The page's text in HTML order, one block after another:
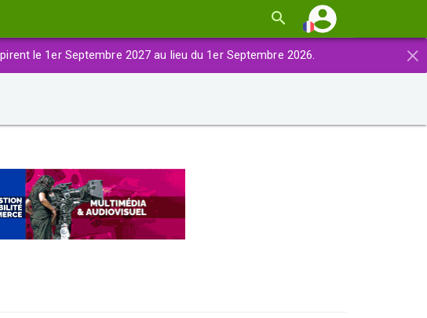
×
le 1er Septembre 2027 au lieu du 1er Septembre 2026.